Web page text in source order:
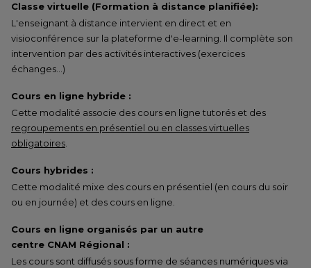
Classe virtuelle (Formation à distance planifiée):
L'enseignant à distance intervient en direct et en
visioconférence sur la plateforme d'e-learning. Il complète son
intervention par des activités interactives (exercices
échanges…)
Cours en ligne hybride :
Cette modalité associe des cours en ligne tutorés et des
regroupements en présentiel ou en classes virtuelles
obligatoires
Cours hybrides :
Cette modalité mixe des cours en présentiel (en cours du soir
ou en journée) et des cours en ligne.
Cours en ligne organisés par un autre
centre CNAM Régional :
Les cours sont diffusés sous forme de séances numériques via